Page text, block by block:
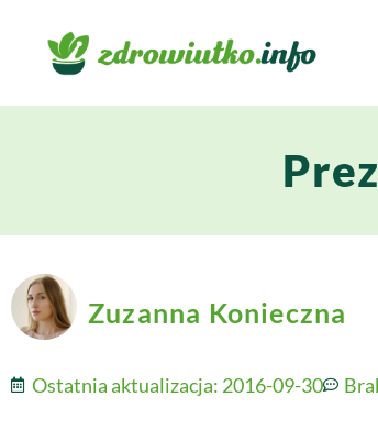
Zuzanna Konieczna
Ostatnia aktualizacja: 2016-09-30